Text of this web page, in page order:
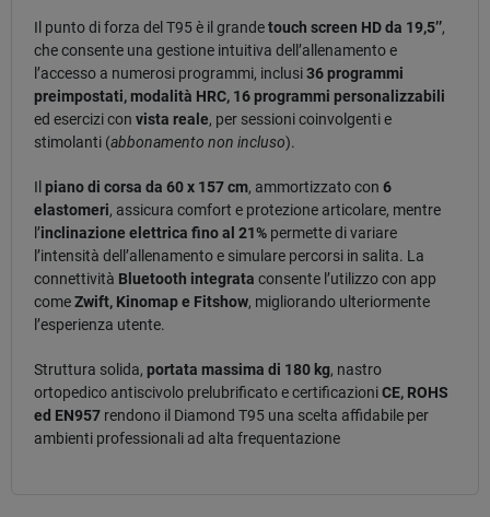
Il punto di forza del T95 è il grandetouch screen HD da 19,5’’,
che consente una gestione intuitiva dell’allenamento e
l’accesso a numerosi programmi, inclusi36 programmi
preimpostati, modalità HRC, 16 programmi personalizzabili
ed esercizi con vista reale, per sessioni coinvolgenti e
stimolanti (abbonamento non incluso).
Ilpiano di corsa da 60 x 157 cm, ammortizzato con 6
elastomeri, assicura comfort e protezione articolare, mentre
l’inclinazione elettrica fino al 21% permette di variare
l’intensità dell’allenamento e simulare percorsi in salita. La
connettività Bluetooth integrata consente l’utilizzo con app
comeZwift, Kinomap e Fitshow, migliorando ulteriormente
l’esperienza utente.
Struttura solida, portata massima di 180 kg, nastro
ortopedico antiscivolo prelubrificato e certificazioniCE, ROHS
ed EN957 rendono il Diamond T95 una scelta affidabile per
ambienti professionali ad alta frequentazione